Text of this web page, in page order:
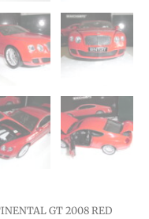
GT 2008 RED